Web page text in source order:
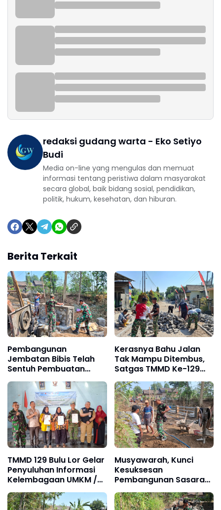
redaksi gudang warta - Eko Setiyo
Budi
Media on-line yang mengulas dan memuat
informasi tentang peristiwa dalam masyarakat
secara global, baik bidang sosial, pendidikan,
politik, hukum, kesehatan, dan hiburan.
Berita Terkait
Pembangunan
Jembatan Bibis Telah
Sentuh Pembuatan
Loning Kanan Kiri
Kerasnya Bahu Jalan
Tak Mampu Ditembus,
Satgas TMMD Ke-129
Kerahkan Mesin-Mesin
Bor Berukuran Besar
TMMD 129 Bulu Lor Gelar
Penyuluhan Informasi
Kelembagaan UMKM /
Fasilitas NIB SERGAPP
Musyawarah, Kunci
Kesuksesan
Pembangunan Sasaran
Fisik TMMD Ke-129